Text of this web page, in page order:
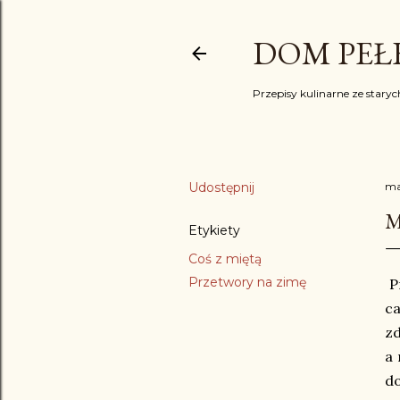
DOM
Przepisy kulinarne ze
Udostępnij
Etykiety
Coś z miętą
Przetwory na zimę
a